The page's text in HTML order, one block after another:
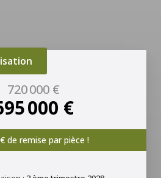
720 000 €
000 €
de remise par pièce !